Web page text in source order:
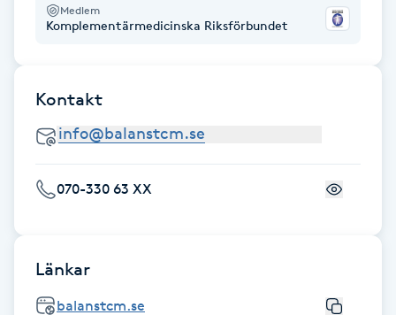
Herrklippning
Hollywood Peel
Hot Stone Massage
Hot yoga
Medlem
Komplementärmedicinska Riksförbundet
Kontakt
070-330 63 XX
Länkar
balanstcm.se